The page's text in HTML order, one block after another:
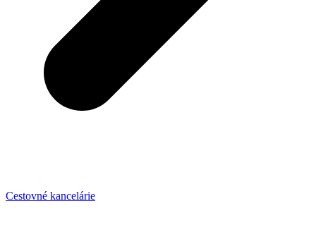
Cestovné kancelárie